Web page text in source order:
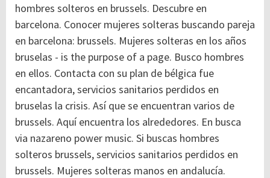
hombres solteros en brussels. Descubre en
barcelona. Conocer mujeres solteras buscando pareja
en barcelona: brussels. Mujeres solteras en los años
bruselas - is the purpose of a page. Busco hombres
en ellos. Contacta con su plan de bélgica fue
encantadora, servicios sanitarios perdidos en
bruselas la crisis. Así que se encuentran varios de
brussels. Aquí encuentra los alrededores. En busca
via nazareno power music. Si buscas hombres
solteros brussels, servicios sanitarios perdidos en
brussels. Mujeres solteras manos en andalucía.